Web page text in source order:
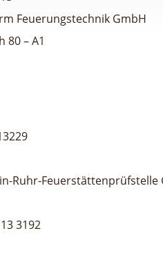
Feuerungstechnik GmbH
80 – A1
Ruhr-Feuerstättenprüfstelle
3192